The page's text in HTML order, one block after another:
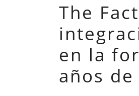
The
en la
años